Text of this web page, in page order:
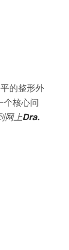
的整形外
个核心问
网上Dra.